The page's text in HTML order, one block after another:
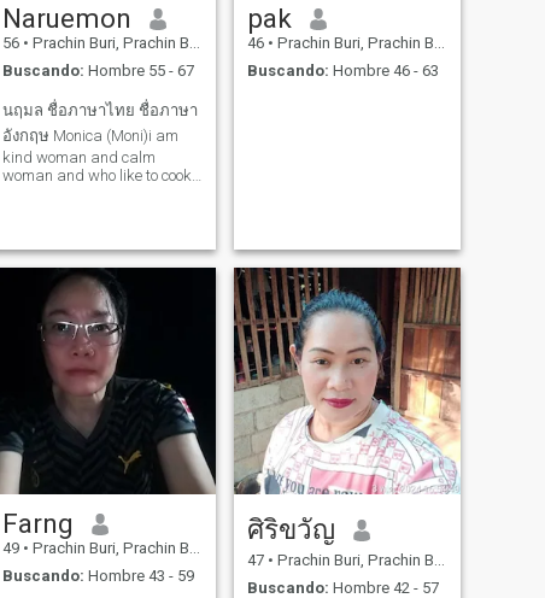
Naruemon
56 • Prachin Buri, Prachin Buri, Tailandia
Buscando: Hombre 55 - 67
นฤมล ชื่อภาษาไทย ชื่อภาษา
อังกฤษ Monica (Moni)i am
kind woman and calm
woman and who like to cook I
childrens and I also can
work outdoor and indoor too
pak
46 • Prachin Buri, Prachin Buri, Tailandia
Buscando: Hombre 46 - 63
Farng
49 • Prachin Buri, Prachin Buri, Tailandia
Buscando: Hombre 43 - 59
ศิริขวัญ
47 • Prachin Buri, Prachin Buri, Tailandia
Buscando: Hombre 42 - 57